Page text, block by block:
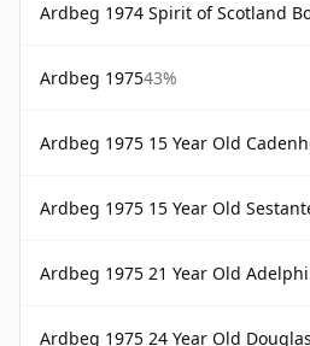
Ardbeg 1974 Spirit of Scotland
Ardbeg 197543%
Ardbeg 1975 15 Year Old
Ardbeg 1975 15 Year Old
Ardbeg 1975 21 Year Old Adelphi
Ardbeg 1975 24 Year Old Douglas